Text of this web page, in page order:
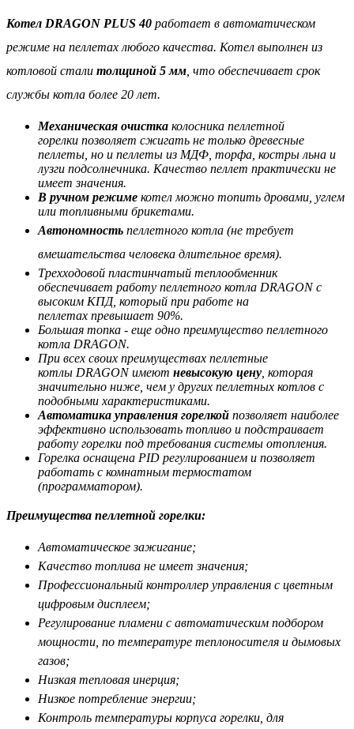
Котел DRAGON PLUS 40 работает в автоматическом
режиме на пеллетах любого качества. Котел выполнен из
котловой стали толщиной 5 мм , что обеспечивает срок
службы котла более 20 лет.
Механическая очистка колосника пеллетной
горелки позволяет сжигать не только древесные
пеллеты, но и пеллеты из МДФ, торфа, костры льна и
лузги подсолнечника. Качество пеллет практически не
имеет значения.
В ручном режиме котел можно топить дровами, углем
или топливными брикетами.
Автономность пеллетного котла (не требует
вмешательства человека длительное время).
Трехходовой пластинчатый теплообменник
обеспечивает работу пеллетного котла DRAGON с
высоким КПД, который при работе на
пеллетах превышает 90%.
Большая топка - еще одно преимущество пеллетного
котла DRAGON.
При всех своих преимуществах пеллетные
котлы DRAGON имеют невысокую цену , которая
значительно ниже, чем у других пеллетных котлов с
подобными характеристиками.
Автоматика управления горелкой позволяет наиболее
эффективно использовать топливо и подстраивает
работу горелки под требования системы отопления.
Горелка оснащена PID регулированием и позволяет
работать с комнатным термостатом
(программатором).
Преимущества пеллетной горелки:
Автоматическое зажигание;
Качество топлива не имеет значения;
Профессиональный контроллер управления с цветным
цифровым дисплеем;
Регулирование пламени с автоматическим подбором
мощности, по температуре теплоносителя и дымовых
газов;
Низкая тепловая инерция;
Низкое потребление энергии;
Контроль температуры корпуса горелки, для